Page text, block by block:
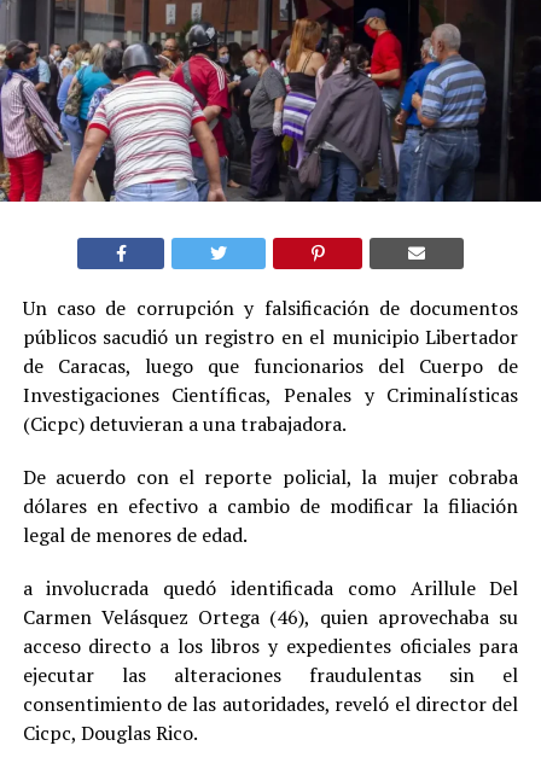
Un caso de corrupción y falsificación de documentos
públicos sacudió un registro en el municipio Libertador
de Caracas, luego que funcionarios del Cuerpo de
Investigaciones Científicas, Penales y Criminalísticas
(Cicpc) detuvieran a una trabajadora.
De acuerdo con el reporte policial, la mujer cobraba
dólares en efectivo a cambio de modificar la filiación
legal de menores de edad.
a involucrada quedó identificada como Arillule Del
Carmen Velásquez Ortega (46), quien aprovechaba su
acceso directo a los libros y expedientes oficiales para
ejecutar las alteraciones fraudulentas sin el
consentimiento de las autoridades, reveló el director del
Cicpc, Douglas Rico.